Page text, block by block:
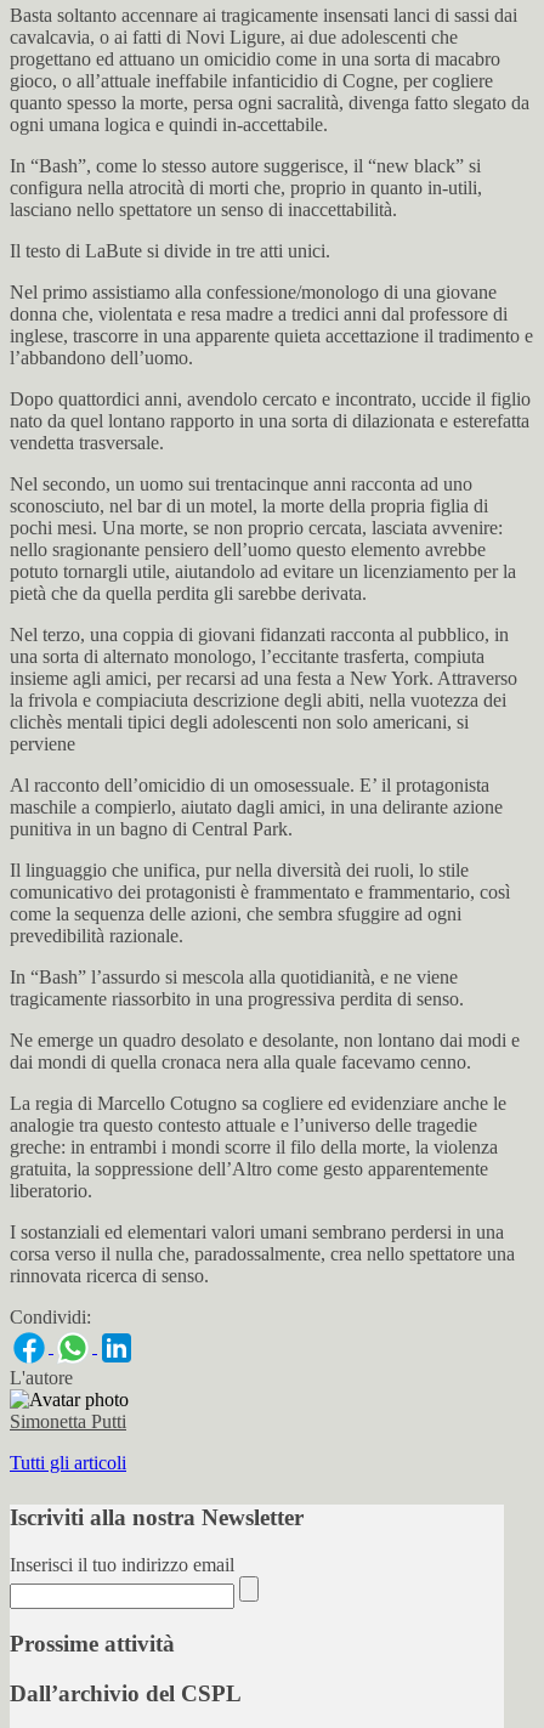
Basta soltanto accennare ai tragicamente insensati lanci di sassi dai
cavalcavia, o ai fatti di Novi Ligure, ai due adolescenti che
progettano ed attuano un omicidio come in una sorta di macabro
gioco, o all’attuale ineffabile infanticidio di Cogne, per cogliere
quanto spesso la morte, persa ogni sacralità, divenga fatto slegato da
ogni umana logica e quindi in-accettabile.
In “Bash”, come lo stesso autore suggerisce, il “new black” si
configura nella atrocità di morti che, proprio in quanto in-utili,
lasciano nello spettatore un senso di inaccettabilità.
Il testo di LaBute si divide in tre atti unici.
Nel primo assistiamo alla confessione/monologo di una giovane
donna che, violentata e resa madre a tredici anni dal professore di
inglese, trascorre in una apparente quieta accettazione il tradimento e
l’abbandono dell’uomo.
Dopo quattordici anni, avendolo cercato e incontrato, uccide il figlio
nato da quel lontano rapporto in una sorta di dilazionata e esterefatta
vendetta trasversale.
Nel secondo, un uomo sui trentacinque anni racconta ad uno
sconosciuto, nel bar di un motel, la morte della propria figlia di
pochi mesi. Una morte, se non proprio cercata, lasciata avvenire:
nello sragionante pensiero dell’uomo questo elemento avrebbe
potuto tornargli utile, aiutandolo ad evitare un licenziamento per la
pietà che da quella perdita gli sarebbe derivata.
Nel terzo, una coppia di giovani fidanzati racconta al pubblico, in
una sorta di alternato monologo, l’eccitante trasferta, compiuta
insieme agli amici, per recarsi ad una festa a New York. Attraverso
la frivola e compiaciuta descrizione degli abiti, nella vuotezza dei
clichès mentali tipici degli adolescenti non solo americani, si
perviene
Al racconto dell’omicidio di un omosessuale. E’ il protagonista
maschile a compierlo, aiutato dagli amici, in una delirante azione
punitiva in un bagno di Central Park.
Il linguaggio che unifica, pur nella diversità dei ruoli, lo stile
comunicativo dei protagonisti è frammentato e frammentario, così
come la sequenza delle azioni, che sembra sfuggire ad ogni
prevedibilità razionale.
In “Bash” l’assurdo si mescola alla quotidianità, e ne viene
tragicamente riassorbito in una progressiva perdita di senso.
Ne emerge un quadro desolato e desolante, non lontano dai modi e
dai mondi di quella cronaca nera alla quale facevamo cenno.
La regia di Marcello Cotugno sa cogliere ed evidenziare anche le
analogie tra questo contesto attuale e l’universo delle tragedie
greche: in entrambi i mondi scorre il filo della morte, la violenza
gratuita, la soppressione dell’Altro come gesto apparentemente
liberatorio.
I sostanziali ed elementari valori umani sembrano perdersi in una
corsa verso il nulla che, paradossalmente, crea nello spettatore una
rinnovata ricerca di senso.
Condividi:
L'autore
Simonetta Putti
Tutti gli articoli
Iscriviti alla nostra Newsletter
Inserisci il tuo indirizzo email
Prossime attività
Dall’archivio del CSPL